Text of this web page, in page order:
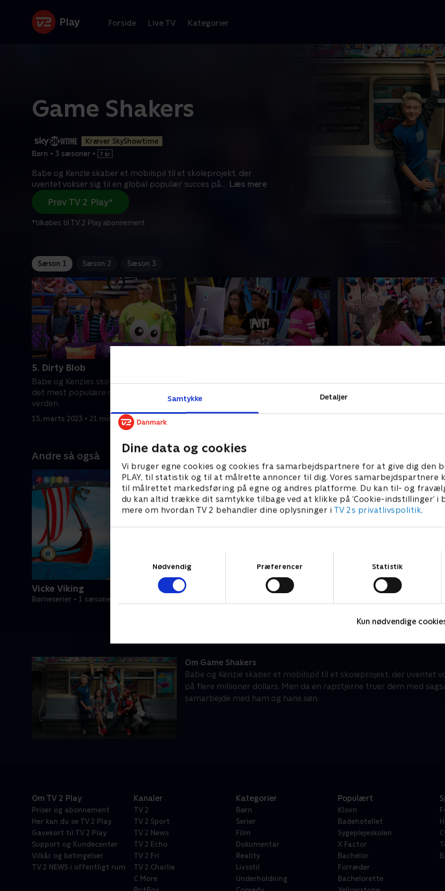
Samtykke Detaljer
Dine data og cookies
Vi bruger egne cookies og cookies fra samarbejdspartnere for at give dig den
PLAY, til statistik og til at målrette annoncer til dig. Vores samarbejdspartnere
til målrettet markedsføring på egne og andres platforme. Du kan til- og
du kan altid trække dit samtykke tilbage ved at klikke på ’Cookie-indstillinger’ i
mere om hvordan TV 2 behandler dine oplysninger i TV 2s privatlivspolitik.
Nødvendig
Præferencer Statistik
Kun nødvendige
Forside Live TV Kategorier
Game Shakers
Kræver SkyShowtime
Børn • 3 sæsoner •
Babe og Kenzie skaber et mobilspil til et skoleprojekt, der
uventet vokser sig til en global populær succes på... Læs mere
Prøv TV 2 Play*
*tilkøbes til TV 2 Play abonnement
Sæson 1 Sæson 2 Sæson 3
5. Dirty Blob
Babe og Kenzies skoleprojekt bliver
det mest populære mobilspil i
verden.
15. marts 2023 • 21 min
Babe og Kenzies skoleprojekt bliver
verden.
det mest populære
verden.
Andre så også
Vicke Viking
Børneserier • 1 sæsoner
Olly & Lea
Om Game Shakers
Babe og Kenzie skaber et mobilspil til et skoleprojekt, der uventet
på flere millioner dollars. Men da en rapstjerne truer dem med
samarbejde med ham og hans søn.
Om TV 2 Play
Priser og abonnement
Her kan du se TV 2 Play
Gavekort til TV 2 Play
Support og Kundecenter
Vilkår og betingelser
TV 2 NEWS i offentligt rum
Kanaler
TV 2
TV 2 Sport
TV 2 News
TV 2 Echo
TV 2 Fri
TV 2 Charlie
C More
Kategorier
Børn
Serier
Film
Dokumentar
Reality
Livsstil
Underholdning
Populært
Klovn
Badehotellet
Sygeplejeskolen
X Factor
Bachelor
Forræder
Bachelorette